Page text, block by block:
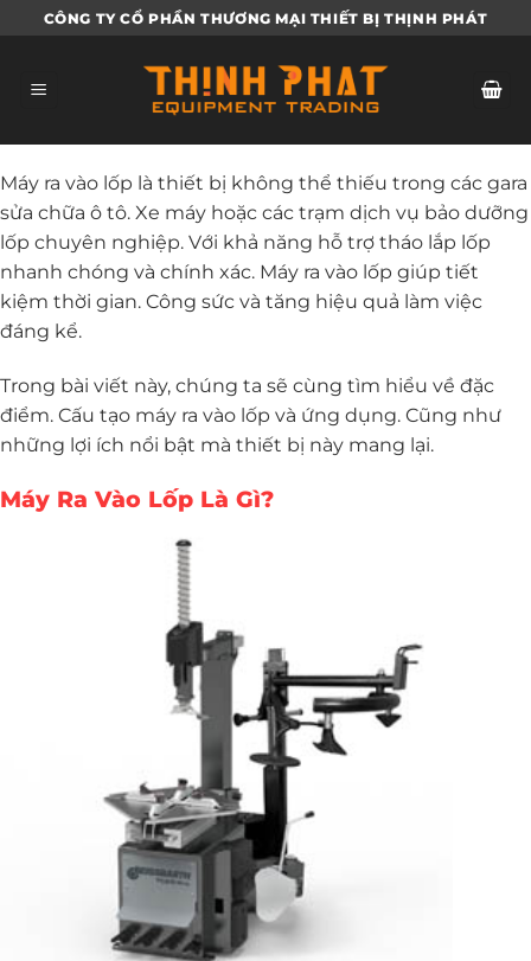
qua
dung
CÔNG TY CỔ PHẦN THƯƠNG MẠI THIẾT BỊ THỊNH PHÁT
Máy ra vào lốp là thiết bị không thể thiếu trong các gara
sửa chữa ô tô. Xe máy hoặc các trạm dịch vụ bảo dưỡng
lốp chuyên nghiệp. Với khả năng hỗ trợ tháo lắp lốp
nhanh chóng và chính xác. Máy ra vào lốp giúp tiết
kiệm thời gian. Công sức và tăng hiệu quả làm việc
đáng kể.
Trong bài viết này, chúng ta sẽ cùng tìm hiểu về đặc
điểm. Cấu tạo máy ra vào lốp và ứng dụng. Cũng như
những lợi ích nổi bật mà thiết bị này mang lại.
Máy Ra Vào Lốp Là Gì?